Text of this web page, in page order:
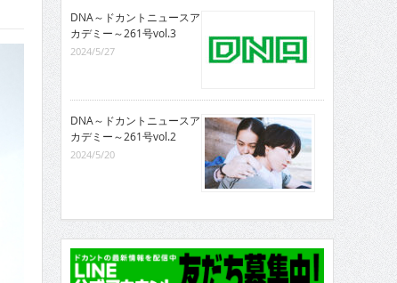
DNA～ドカントニュースア
カデミー～261号vol.3
2024/5/27
DNA～ドカントニュースア
カデミー～261号vol.2
2024/5/20